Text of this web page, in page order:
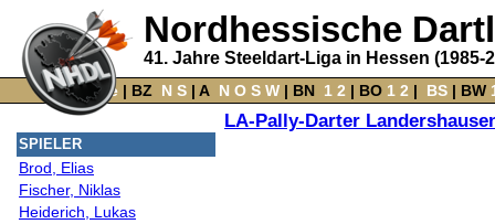
Nordhessische
41. Jahre Steeldart-Liga in Hessen (1985-
Home‌ | BZ N S‌ | A‌ N O S W‌ | BN‌ 1 2 | BO‌ 1 2 | BS| BW‌
LA-Pally-Darter
SPIELER
Brod, Elias
Fischer, Niklas
Heiderich, Lukas